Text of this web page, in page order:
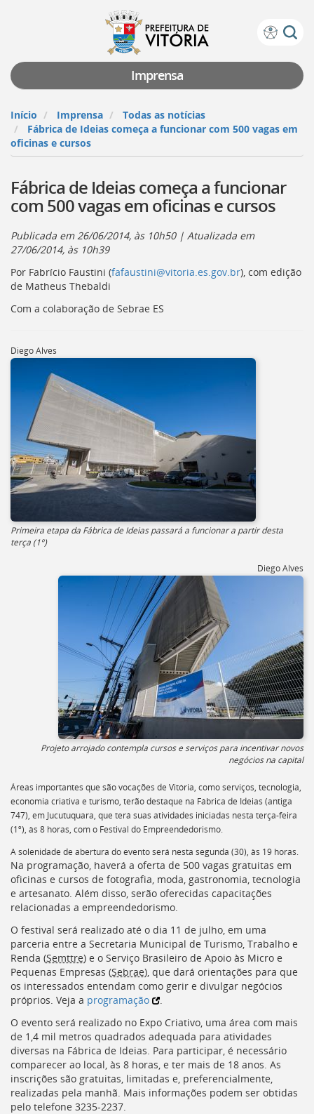
Prefeitura
Vitória
teclado:
para
a
página
de
de
acessibilidade
[]
para
a
página
inicial
Portal
para
Portal
de
Serviços
[]
Ir
para
a
lista
de
[]
Ir
para
página
notícias
para
desta
página
[]
Ir
a
busca
[]
Voltar
para
o
início
deste
menu
[]
Imprensa
Início Imprensa
Todas as notícias
Fábrica de Ideias começa a funcionar com 500 vagas em
oficinas e cursos
Fábrica de Ideias começa a funcionar
com 500 vagas em oficinas e cursos
Publicada em 26/06/2014, às 10h50| Atualizada em
27/06/2014, às 10h39
Por Fabrício Faustini (fafaustini@vitoria.es.gov.br), com edição
de Matheus Thebaldi
Com a colaboração de Sebrae ES
Diego Alves
Primeira etapa da Fábrica de Ideias passará a funcionar a partir desta
terça (1º)
Diego Alves
Projeto arrojado contempla cursos e serviços para incentivar novos
negócios na capital
Áreas importantes que são vocações de Vitória, como serviços, tecnologia,
economia criativa e turismo, terão destaque na Fábrica de Ideias (antiga
747), em Jucutuquara, que terá suas atividades iniciadas nesta terça-feira
(1º), às 8 horas, com o Festival do Empreendedorismo.
A solenidade de abertura do evento será nesta segunda (30), às 19 horas.
Na programação, haverá a oferta de 500 vagas gratuitas em
oficinas e cursos de fotografia, moda, gastronomia, tecnologia
e artesanato. Além disso, serão oferecidas capacitações
relacionadas a empreendedorismo.
O festival será realizado até o dia 11 de julho, em uma
parceria entre a Secretaria Municipal de Turismo, Trabalho e
Renda (Semttre) e o Serviço Brasileiro de Apoio às Micro e
Pequenas Empresas (Sebrae), que dará orientações para que
os interessados entendam como gerir e divulgar negócios
próprios. Veja a programação
O evento será realizado no Expo Criativo, uma área com mais
de 1,4 mil metros quadrados adequada para atividades
diversas na Fábrica de Ideias. Para participar, é necessário
comparecer ao local, às 8 horas, e ter mais de 18 anos. As
inscrições são gratuitas, limitadas e, preferencialmente,
realizadas pela manhã. Mais informações podem ser obtidas
pelo telefone 3235-2237.